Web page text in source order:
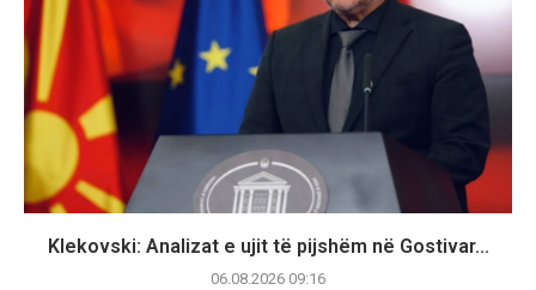
Klekovski: Analizat e ujit të pijshëm në Gostivar...
06.08.2026 09:16